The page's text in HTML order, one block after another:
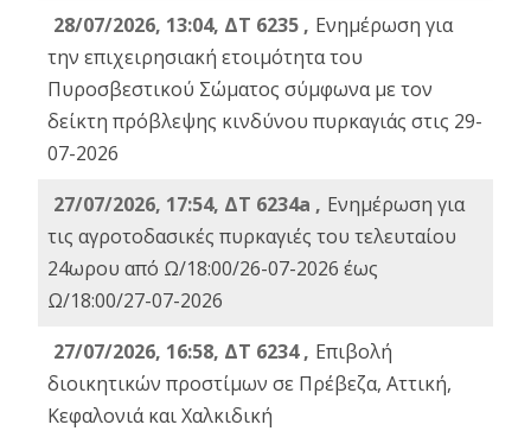
28/07/2026, 13:04, ΔΤ 6235 , Ενημέρωση για
την επιχειρησιακή ετοιμότητα του
Πυροσβεστικού Σώματος σύμφωνα με τον
δείκτη πρόβλεψης κινδύνου πυρκαγιάς στις 29-
07-2026
27/07/2026, 17:54, ΔΤ 6234a , Ενημέρωση για
τις αγροτοδασικές πυρκαγιές του τελευταίου
24ωρου από Ω/18:00/26-07-2026 έως
Ω/18:00/27-07-2026
27/07/2026, 16:58, ΔΤ 6234 , Eπιβολή
διοικητικών προστίμων σε Πρέβεζα, Αττική,
Κεφαλονιά και Χαλκιδική